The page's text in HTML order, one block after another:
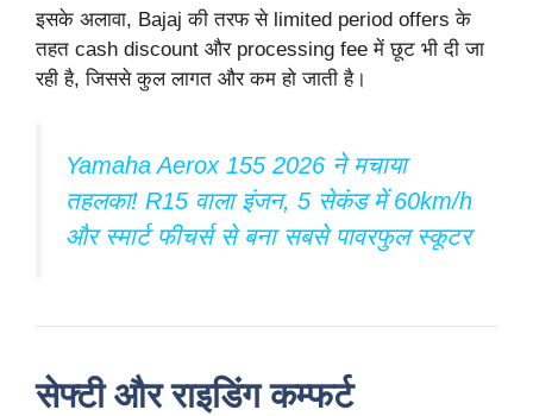
इसके अलावा, Bajaj की तरफ से limited period offers के
तहत cash discount और processing fee में छूट भी दी जा
रही है, जिससे कुल लागत और कम हो जाती है।
Yamaha Aerox 155 2026 ने मचाया
तहलका! R15 वाला इंजन, 5 सेकंड में 60km/h
और स्मार्ट फीचर्स से बना सबसे पावरफुल स्कूटर
सेफ्टी और राइडिंग कम्फर्ट